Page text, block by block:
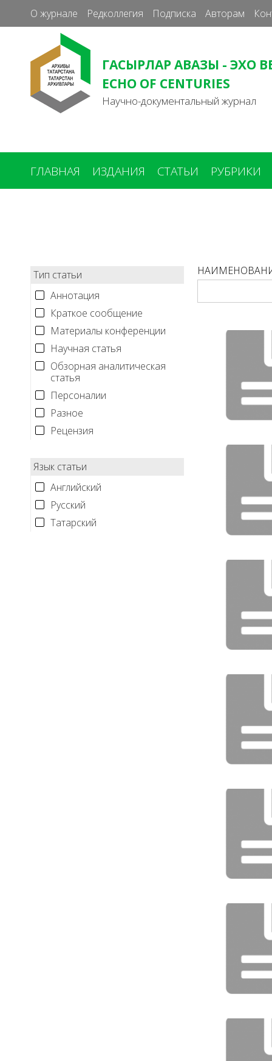
О журнале Редколлегия Подписка Авторам
ГАСЫРЛАР АВАЗЫ - ЭХО
ECHO OF CENTURIES
Научно-документальный журнал
ГЛАВНАЯ ИЗДАНИЯ СТАТЬИ РУБРИКИ
Тип статьи
Аннотация
Краткое сообщение
Материалы конференции
Научная статья
Обзорная аналитическая
статья
Персоналии
Разное
Рецензия
Язык статьи
Английский
Русский
Татарский